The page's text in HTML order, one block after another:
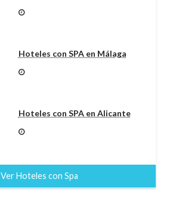
Hoteles con SPA en Málaga
Hoteles con SPA en Alicante
Ver Hoteles con Spa